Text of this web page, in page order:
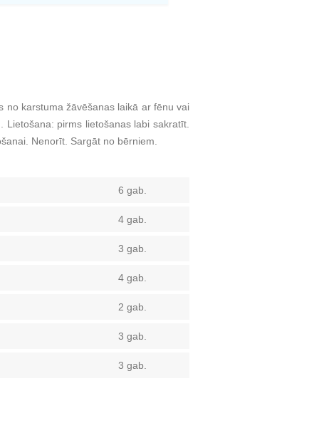
no karstuma žāvēšanas laikā ar fēnu vai
pirms lietošanas labi sakratīt.
Nenorīt. Sargāt no bērniem.
6 gab.
4 gab.
3 gab.
4 gab.
2 gab.
3 gab.
3 gab.